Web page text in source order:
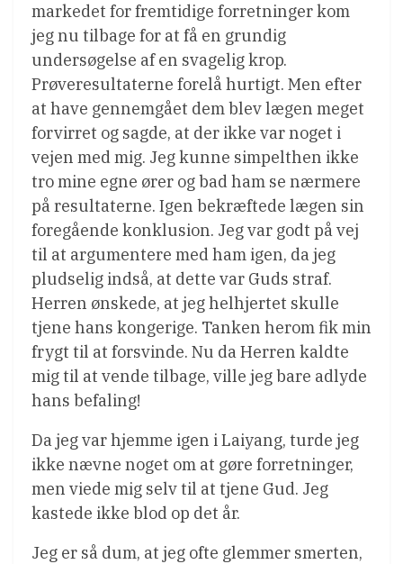
markedet for fremtidige forretninger kom
jeg nu tilbage for at få en grundig
undersøgelse af en svagelig krop.
Prøveresultaterne forelå hurtigt. Men efter
at have gennemgået dem blev lægen meget
forvirret og sagde, at der ikke var noget i
vejen med mig. Jeg kunne simpelthen ikke
tro mine egne ører og bad ham se nærmere
på resultaterne. Igen bekræftede lægen sin
foregående konklusion. Jeg var godt på vej
til at argumentere med ham igen, da jeg
pludselig indså, at dette var Guds straf.
Herren ønskede, at jeg helhjertet skulle
tjene hans kongerige. Tanken herom fik min
frygt til at forsvinde. Nu da Herren kaldte
mig til at vende tilbage, ville jeg bare adlyde
hans befaling!
Da jeg var hjemme igen i Laiyang, turde jeg
ikke nævne noget om at gøre forretninger,
men viede mig selv til at tjene Gud. Jeg
kastede ikke blod op det år.
Jeg er så dum, at jeg ofte glemmer smerten,